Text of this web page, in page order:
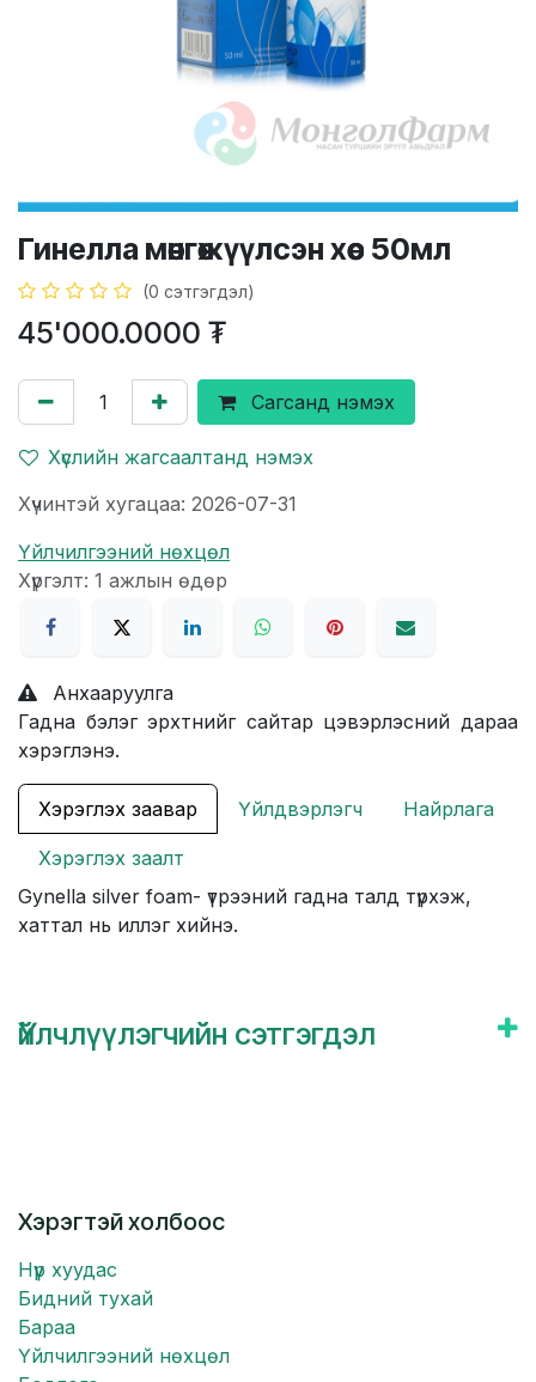
Гинелла мөнгөжүүлсэн хөөс 50мл
(0 сэтгэгдэл)
45'000.0000 ₮
Сагсанд нэмэх
Хүслийн жагсаалтанд нэмэх
Хүчинтэй хугацаа: 2026-07-31
Үйлчилгээний нөхцөл
Хүргэлт: 1 ажлын өдөр
Анхааруулга
Гадна бэлэг эрхтнийг сайтар цэвэрлэсний дараа
хэрэглэнэ.
Хэрэглэх заавар Үйлдвэрлэгч Найрлага
Хэрэглэх заалт
Gynella silver foam- үтрээний гадна талд түрхэж,
хаттал нь иллэг хийнэ.
Үйлчлүүлэгчийн сэтгэгдэл
Хэрэгтэй холбоос
Нүүр хуудас
Бидний тухай
Бараа
Үйлчилгээний нөхцөл